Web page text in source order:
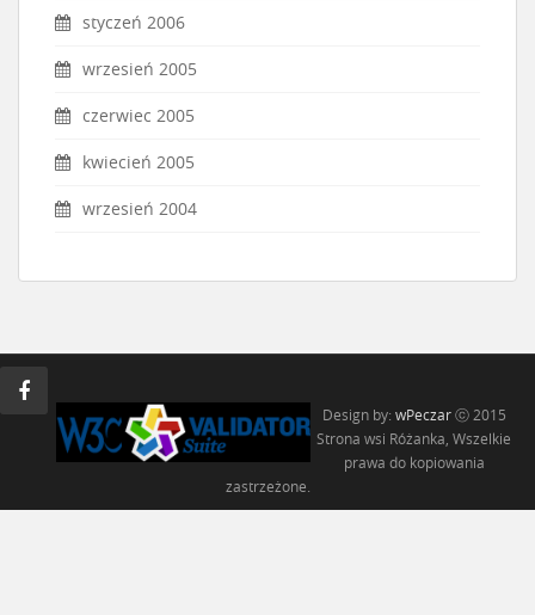
styczeń 2006
wrzesień 2005
czerwiec 2005
kwiecień 2005
wrzesień 2004
Design by: wPeczar ⓒ 2015
Strona wsi Różanka, Wszelkie
prawa do kopiowania
zastrzeżone.